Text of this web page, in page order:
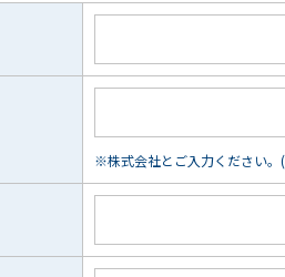
※株式会社とご入力ください。